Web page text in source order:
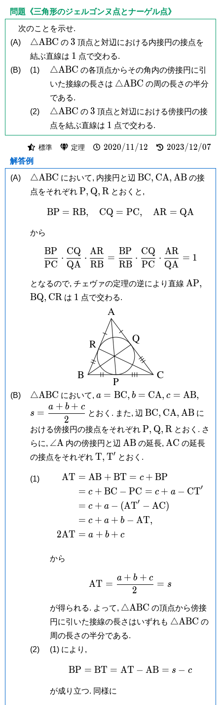
問題《三角形のジェルゴンヌ点とナーゲル点》
次のことを示せ.
(A)
\triangle\mathrm{ABC}
△ABC の 3
3 頂点と対辺における内接円の接点を
結ぶ直線は 1
1 点で交わる.
(B)
(1) \triangle\mathrm{ABC}
△ABC の各頂点からその角内の傍接円に引
いた接線の長さは \triangle\mathrm{ABC}
△ABC の周の長さの半分
である.
(2)
\triangle\mathrm{ABC}
△ABC の 3
3 頂点と対辺における傍接円の接
点を結ぶ直線は 1
1 点で交わる.
標準 定理 2020/11/12
2020/11/12 2023/12/07
2023/12/07
解答例
(A)
\triangle\mathrm{ABC}
△ABC において, 内接円と辺 \mathrm{BC},
BC, \mathrm{CA},
CA, AB の接
点をそれぞれ \mathrm
P, \mathrm
Q, \mathrm
R とおくと,
\mathrm{BP} =
BP = RB, CQ = PC, AR = QA
から
PC
BP
⋅
QA
CQ
⋅
RB
AR
=
RB
BP
⋅
PC
CQ
⋅
QA
AR
= 1
となるので, チェヴァの定理の逆により直線 AP,
BQ, \mathrm{CR}
CR は 1
1 点で交わる.
(B) \triangle\mathrm{ABC}
△ABC において, a =
a = BC, b =
b = CA, c =
c = AB,
{2}
s =
2
a + b + c
とおく. また, 辺 \mathrm{BC},
BC, CA, AB に
おける傍接円の接点をそれぞれ \mathrm
P,
P, \mathrm
Q,
Q, \mathrm
R
R とおく. さ
らに, \angle\mathrm
A
∠A 内の傍接円と辺 \mathrm{AB}
AB の延長, AC の延長
の接点をそれぞれ \mathrm
T, \mathrm
T′ とおく.
(1) \begin{aligned}
AT
2AT
= AB + BT = c + BP
= c + BC − PC = c + a − CT′
= c + a − (AT′ − AC)
= c + a + b − AT,
= a + b + c
から
\mathrm{AT} =
AT =
2
a + b + c
= s
が得られる. よって, △ABC の頂点から傍接
円に引いた接線の長さはいずれも △ABC の
周の長さの半分である.
(2)
(1) により,
\mathrm{BP} =
BP = BT = AT − AB = s − c
が成り立つ. 同様に